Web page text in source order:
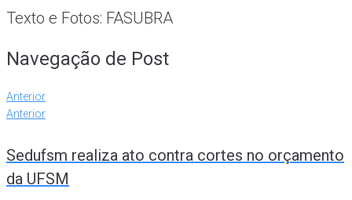
Texto e Fotos: FASUBRA
Navegação de Post
Anterior
Anterior
Sedufsm realiza ato contra cortes no orçamento
da UFSM